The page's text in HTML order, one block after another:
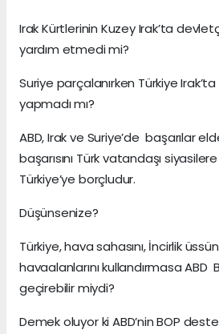
Irak Kürtlerinin Kuzey Irak’ta
yardım etmedi mi?
Suriye parçalanırken Türkiye Irak’ta
yapmadı mı?
ABD, Irak ve Suriye’de başarılar
başarısını Türk vatandaşı
Türkiye’ye borçludur.
Düşünsenize?
Türkiye, hava sahasını, İncirlik
havaalanlarını kullandırmasa ABD
geçirebilir miydi?
Demek oluyor ki ABD’nin BOP